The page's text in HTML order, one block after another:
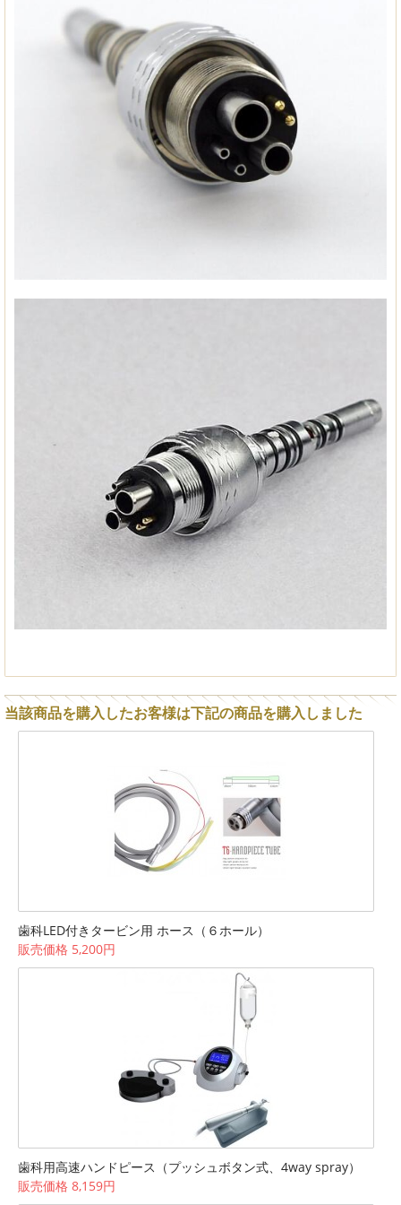
当該商品を購入したお客様は下記の商品を購入しました
歯科LED付きタービン用 ホース（６ホール）
販売価格 5,200円
歯科用高速ハンドピース（プッシュボタン式、4way spray）
販売価格 8,159円